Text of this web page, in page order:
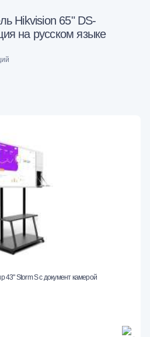
Hikvision 65" DS-
на русском языке
43" Storm S с документ камерой